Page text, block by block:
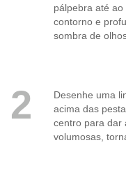
pálpebra até
contorno e
sombra de
2 Desenhe uma
acima das
centro para dar
volumosas,